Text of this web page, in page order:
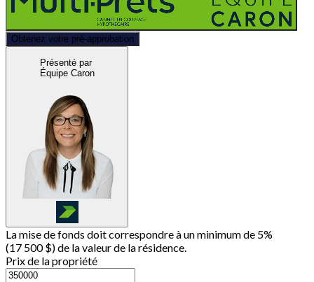
Obtenez votre pré-approbation
Présenté par
Équipe Caron
La mise de fonds doit correspondre à un minimum de 5%
(17 500 $) de la valeur de la résidence.
Prix de la propriété